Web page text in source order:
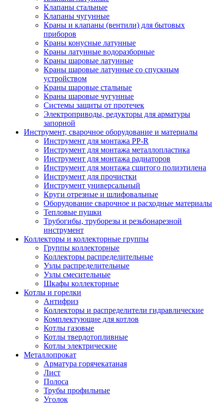
Клапаны стальные
Клапаны чугунные
Краны и клапаны (вентили) для бытовых
приборов
Краны конусные латунные
Краны латунные водоразборные
Краны шаровые латунные
Краны шаровые латунные со спускным
устройством
Краны шаровые стальные
Краны шаровые чугунные
Системы защиты от протечек
Электроприводы, редукторы для арматуры
запорной
Инструмент, сварочное оборудование и материалы
Инструмент для монтажа PP-R
Инструмент для монтажа металлопластика
Инструмент для монтажа радиаторов
Инструмент для монтажа сшитого полиэтилена
Инструмент для прочистки
Инструмент универсальный
Круги отрезные и шлифовальные
Оборудование сварочное и расходные материалы
Тепловые пушки
Трубогибы, труборезы и резьбонарезной
инструмент
Коллекторы и коллекторные группы
Группы коллекторные
Коллекторы распределительные
Узлы распределительные
Узлы смесительные
Шкафы коллекторные
Котлы и горелки
Антифриз
Коллекторы и распределители гидравлические
Комплектующие для котлов
Котлы газовые
Котлы твердотопливные
Котлы электрические
Металлопрокат
Арматура горячекатаная
Лист
Полоса
Трубы профильные
Уголок